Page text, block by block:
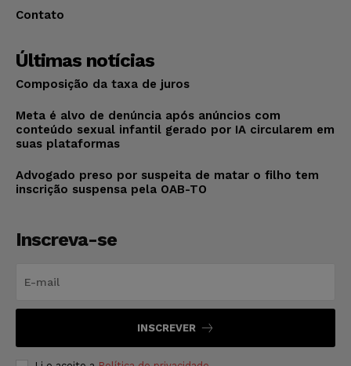
Contato
Últimas notícias
Composição da taxa de juros
Meta é alvo de denúncia após anúncios com
conteúdo sexual infantil gerado por IA circularem em
suas plataformas
Advogado preso por suspeita de matar o filho tem
inscrição suspensa pela OAB-TO
Inscreva-se
INSCREVER